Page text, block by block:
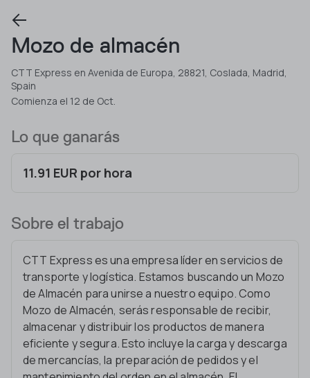
Mozo de almacén
CTT Express en Avenida de Europa, 28821, Coslada, Madrid,
Spain
Comienza el 12 de Oct.
Lo que ganarás
11.91 EUR por hora
Sobre el trabajo
CTT Express es una empresa líder en servicios de
transporte y logística. Estamos buscando un Mozo
de Almacén para unirse a nuestro equipo. Como
Mozo de Almacén, serás responsable de recibir,
almacenar y distribuir los productos de manera
eficiente y segura. Esto incluye la carga y descarga
de mercancías, la preparación de pedidos y el